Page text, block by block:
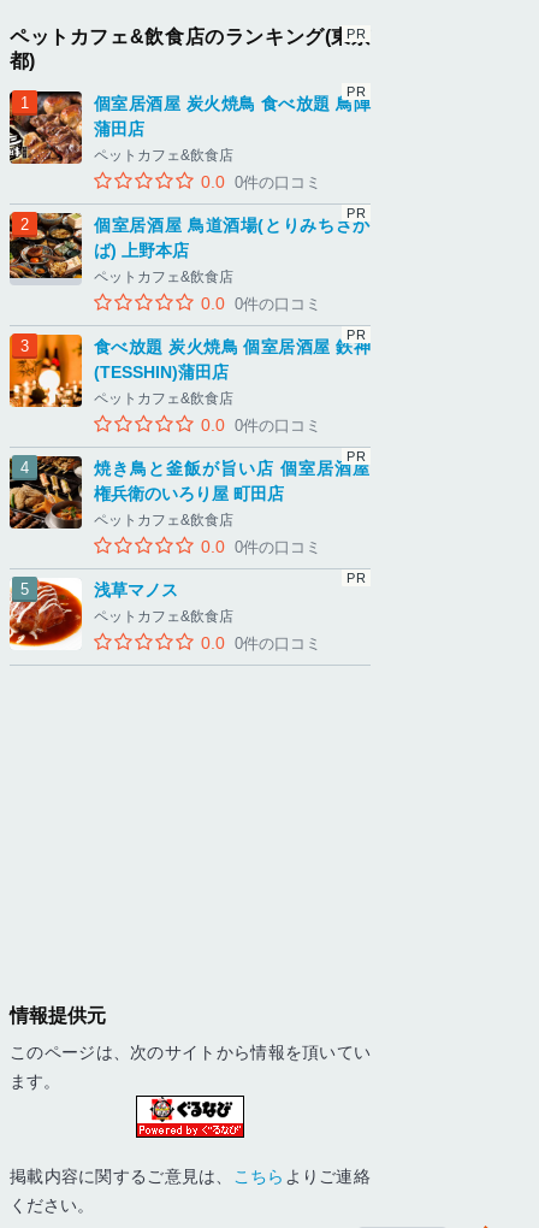
ペットカフェ&飲食店のランキング(東京
都)
個室居酒屋 炭火焼鳥 食べ放題 鳥陣
蒲田店
ペットカフェ&飲食店
0.0 0件の口コミ
個室居酒屋 鳥道酒場(とりみちさか
ば) 上野本店
ペットカフェ&飲食店
0.0 0件の口コミ
食べ放題 炭火焼鳥 個室居酒屋 鉄神
(TESSHIN)蒲田店
ペットカフェ&飲食店
0.0 0件の口コミ
焼き鳥と釜飯が旨い店 個室居酒屋
権兵衛のいろり屋 町田店
ペットカフェ&飲食店
0.0 0件の口コミ
浅草マノス
ペットカフェ&飲食店
0.0 0件の口コミ
情報提供元
このページは、次のサイトから情報を頂いてい
ます。
掲載内容に関するご意見は、 こちら よりご連絡
ください。